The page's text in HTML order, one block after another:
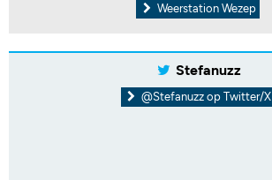
Weerstation Wezep
Stefanuzz
@Stefanuzz op Twitter/X